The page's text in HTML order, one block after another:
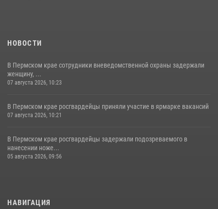
НОВОСТИ
В Пермском крае сотрудники вневедомственной охраны задержали
женщину, ...
07 августа 2026, 10:23
В Пермском крае росгвардейцы приняли участие в ярмарке вакансий
07 августа 2026, 10:21
В Пермском крае росгвардейцы задержали подозреваемого в
нанесении ноже...
05 августа 2026, 09:56
НАВИГАЦИЯ